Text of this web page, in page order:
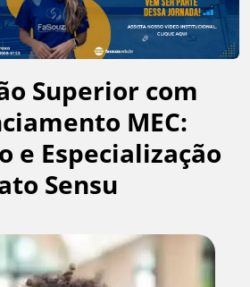
Superior com
MEC:
e Especialização
Sensu